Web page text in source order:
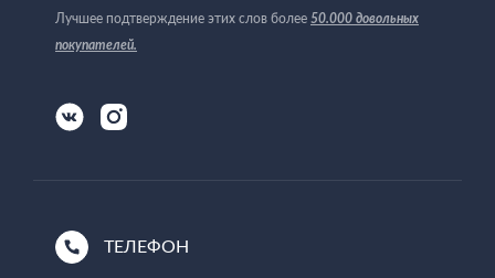
Лучшее подтверждение этих слов более 50.000 довольных
покупателей.
ТЕЛЕФОН